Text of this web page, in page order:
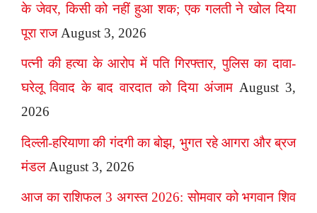
के जेवर, किसी को नहीं हुआ शक; एक गलती ने खोल दिया
पूरा राज August 3, 2026
पत्नी की हत्या के आरोप में पति गिरफ्तार, पुलिस का दावा-
घरेलू विवाद के बाद वारदात को दिया अंजाम August 3,
2026
दिल्ली-हरियाणा की गंदगी का बोझ, भुगत रहे आगरा और ब्रज
मंडल August 3, 2026
आज का राशिफल 3 अगस्त 2026: सोमवार को भगवान शिव